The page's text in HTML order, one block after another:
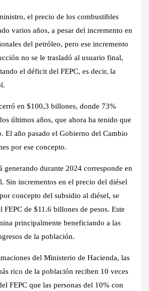
el precio de los combustibles
varios años, a pesar del incremento en
del petróleo, pero ese incremento
no se le trasladó al usuario final,
el déficit del FEPC, es decir, la
en $100,3 billones, donde 73%
últimos años, que ahora ha tenido que
El año pasado el Gobierno del Cambio
por ese concepto.
generando durante 2024 corresponde en
Sin incrementos en el precio del diésel
concepto del subsidio al diésel, se
FEPC de $11.6 billones de pesos. Este
principalmente beneficiando a las
de la población.
del Ministerio de Hacienda, las
rico de la población reciben 10 veces
FEPC que las personas del 10% con